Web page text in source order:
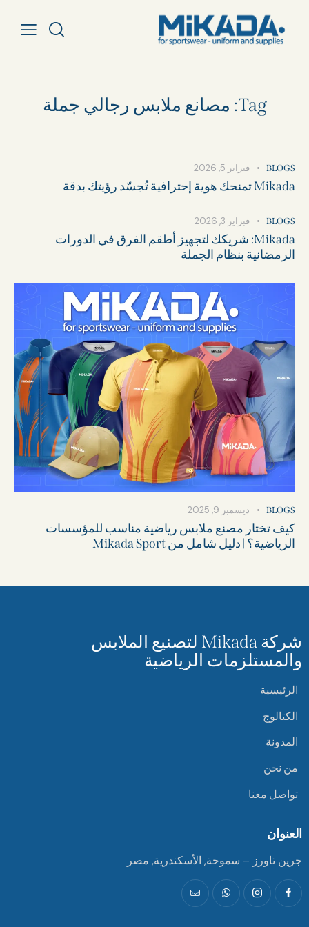
Tag: مصانع ملابس رجالي جملة
BLOGS فبراير 5, 2026
Mikada تمنحك هوية إحترافية تُجسّد رؤيتك بدقة
BLOGS فبراير 3, 2026
Mikada: شريكك لتجهيز أطقم الفرق في الدورات
الرمضانية بنظام الجملة
BLOGS ديسمبر 9, 2025
كيف تختار مصنع ملابس رياضية مناسب للمؤسسات
الرياضية؟ | دليل شامل من Mikada Sport
شركة Mikada لتصنيع الملابس
والمستلزمات الرياضية
الرئيسية
الكتالوج
المدونة
من نحن
تواصل معنا
العنوان
جرين تاورز – سموحة, الأسكندرية, مصر